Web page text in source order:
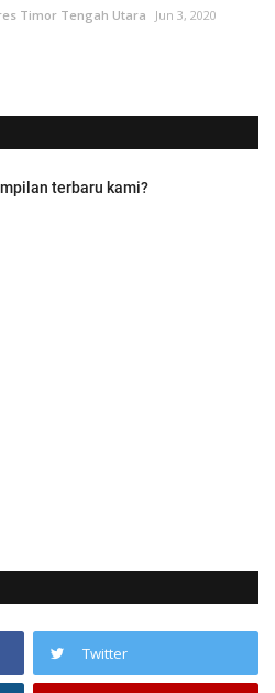
Timor Tengah Utara
Jun 3, 2020
terbaru kami?
Twitter